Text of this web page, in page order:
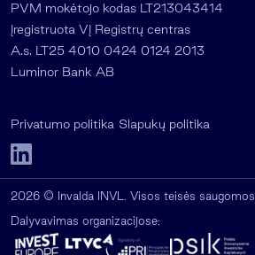
PVM mokėtojo kodas LT213043414
Įregistruota VĮ Registrų centras
A.s. LT25 4010 0424 0124 2013
Luminor Bank AB
Privatumo politika Slapukų politika
2026 © Invalda INVL. Visos teisės saugomos.
Dalyvavimas organizacijose: